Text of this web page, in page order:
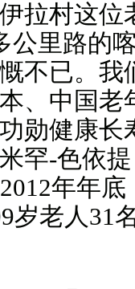
拉村这位
公里路的
不已。我
、中国老
勋健康长
罕-色依
年年
岁老人31